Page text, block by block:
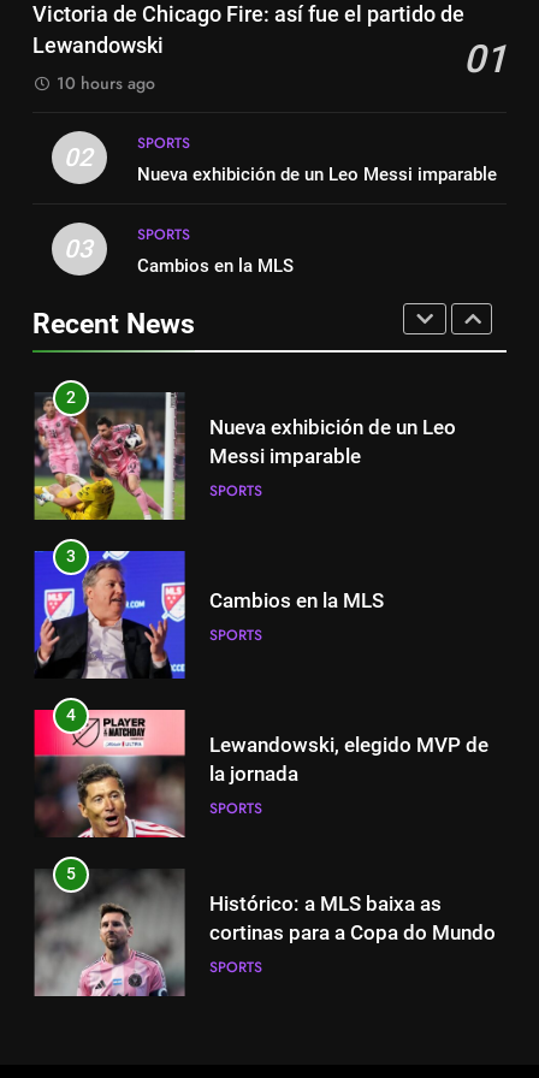
espanhola
el partido de Lewandowski
2
Nueva exhibición de un Leo
3
Cambios en la MLS
4
Lewandowski, elegido MVP de
5
Histórico: a MLS baixa as
cortinas para a Copa do Mundo
6
A lesão sofrida por Leo Messi já
é conhecida
Victoria de Chicago Fire: así fue el partido de
Lewandowski
01
10 hours ago
02
SPORTS
Nueva exhibición de un Leo Messi imparable
03
SPORTS
Cambios en la MLS
Recent News
Suárez
SPORTS
8
SPORTS
1
Victoria de Chicago Fire: así fue
el partido de Lewandowski
2
Nueva exhibición de un Leo
Messi imparable
SPORTS
3
Cambios en la MLS
SPORTS
4
Lewandowski, elegido MVP de
la jornada
SPORTS
5
Histórico: a MLS baixa as
cortinas para a Copa do Mundo
SPORTS